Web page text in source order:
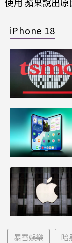
iPhone 18
暴雪娛樂 暗